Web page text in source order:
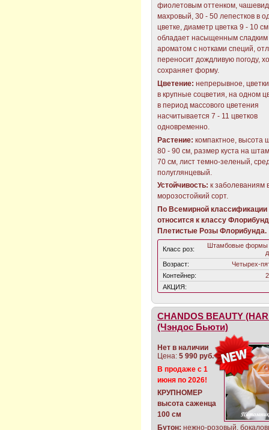
фиолетовым оттенком,
махровый, 30 - 50 лепестков в
цветке, диаметр цветка 9 - 10
обладает насыщенным сладким
ароматом с нотками специй,
переносит дождливую погоду,
сохраняет форму.
Цветение: непрерывное,
в крупные соцветия, на одном
в период массового цветения
насчитывается 7 - 11 цветков
одновременно.
Растение: компактное, высота
80 - 90 см, размер куста на
70 см, лист темно-зеленый,
полуглянцевый.
Устойчивость: к заболеваниям
морозостойкий сорт.
По Всемирной классификации
относится к классу
Плетистые Розы Флорибунда.
Класс роз:
Штамбовые формы
Возраст:
Четырех-
Контейнер:
АКЦИЯ:
CHANDOS BEAUTY
(Чэндос Бьюти)
Нет в наличии
Цена: 5 990 руб.
В продаже с 1
июня по 2026!
КРУПНОМЕР
высота саженца
100 см
Бутон: нежно-розовый,